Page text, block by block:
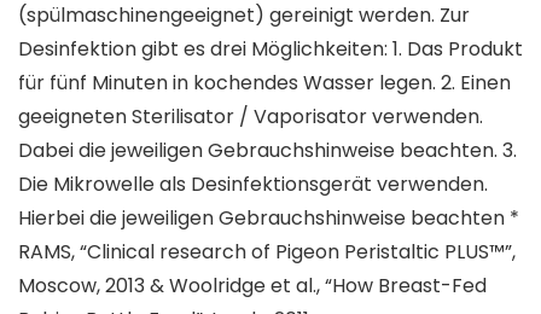
(spülmaschinengeeignet) gereinigt werden. Zur
Desinfektion gibt es drei Möglichkeiten: 1. Das Produkt
für fünf Minuten in kochendes Wasser legen. 2. Einen
geeigneten Sterilisator / Vaporisator verwenden.
Dabei die jeweiligen Gebrauchshinweise beachten. 3.
Die Mikrowelle als Desinfektionsgerät verwenden.
Hierbei die jeweiligen Gebrauchshinweise beachten *
RAMS, “Clinical research of Pigeon Peristaltic PLUS™”,
Moscow, 2013 & Woolridge et al., “How Breast-Fed